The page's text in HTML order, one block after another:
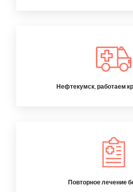
Нефтекумск, работаем
Повторное лечение